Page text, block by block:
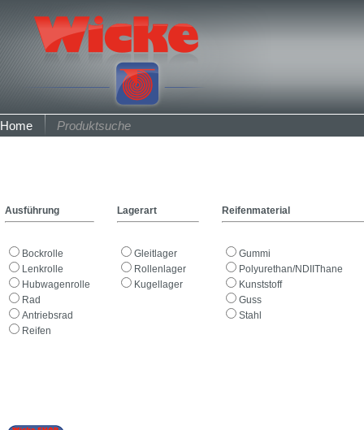
Home Produktsuche
Ausführung Lagerart Reifenmaterial
Bockrolle
Lenkrolle
Hubwagenrolle
Rad
Antriebsrad
Reifen
Gleitlager
Rollenlager
Kugellager
Gummi
Polyurethan/NDIIThane
Kunststoff
Guss
Stahl